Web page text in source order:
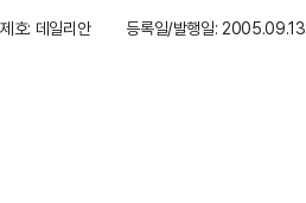
제호: 데일리안
등록일/발행일: 2005.09.13